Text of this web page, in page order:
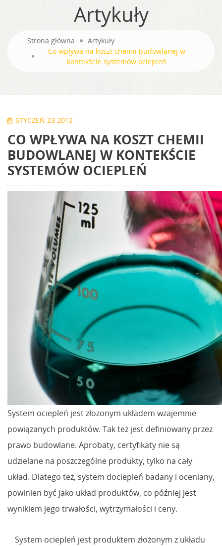
Artykuły
Strona główna
Artykuły
Co wpływa na koszt chemii budowlanej w
kontekście systemów ociepleń
STYCZEŃ 23 2012
CO WPŁYWA NA KOSZT CHEMII
BUDOWLANEJ W KONTEKŚCIE
SYSTEMÓW OCIEPLEŃ
System ociepleń jest złożonym układem wzajemnie
powiązanych produktów. Tak też jest definiowany przez
prawo budowlane. Aprobaty, certyfikaty nie są
udzielane na poszczególne produkty, tylko na cały
układ. Dlatego też, system dociepleń badany i oceniany,
powinien być jako układ produktów, co później jest
wynikiem jego trwałości, wytrzymałości i ceny.
System ociepleń jest produktem złożonym z układu